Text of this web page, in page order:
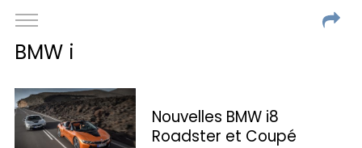
BMW i
Nouvelles BMW i8
Roadster et Coupé